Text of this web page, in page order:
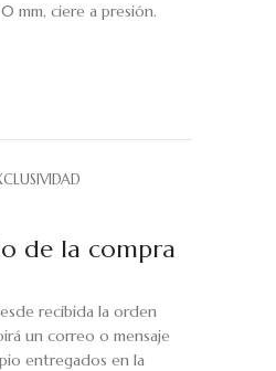
mm, ciere a presión.
de la compra
recibida la orden
un correo o mensaje
entregados en la